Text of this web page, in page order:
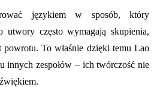
językiem w sposób, który
utwory często wymagają skupienia,
powrotu. To właśnie dzięki temu Lao
innych zespołów – ich twórczość nie